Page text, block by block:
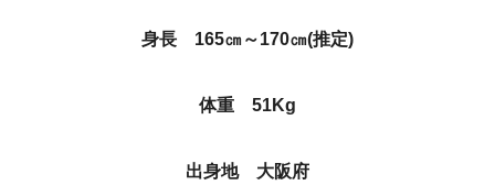
身長 165㎝～170㎝(推定)
体重 51Kg
出身地 大阪府